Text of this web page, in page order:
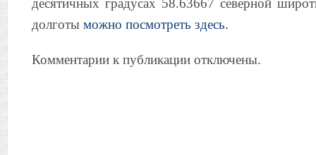
десятичных градусах 58.63667 северной
долготы можно посмотреть здесь.
Комментарии к публикации отключены.